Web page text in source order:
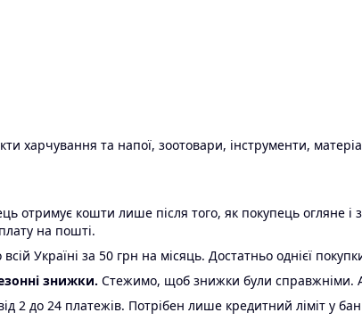
харчування та напої, зоотовари, інструменти,
отримує кошти лише після того, як покупець
на пошті.
Україні за 50 грн на місяць. Достатньо однієї
знижки. Стежимо, щоб знижки були справжніми.
2 до 24 платежів. Потрібен лише кредитний ліміт у